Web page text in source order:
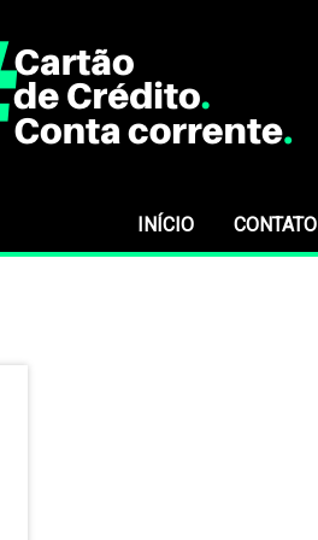
INÍCIO CONTATO